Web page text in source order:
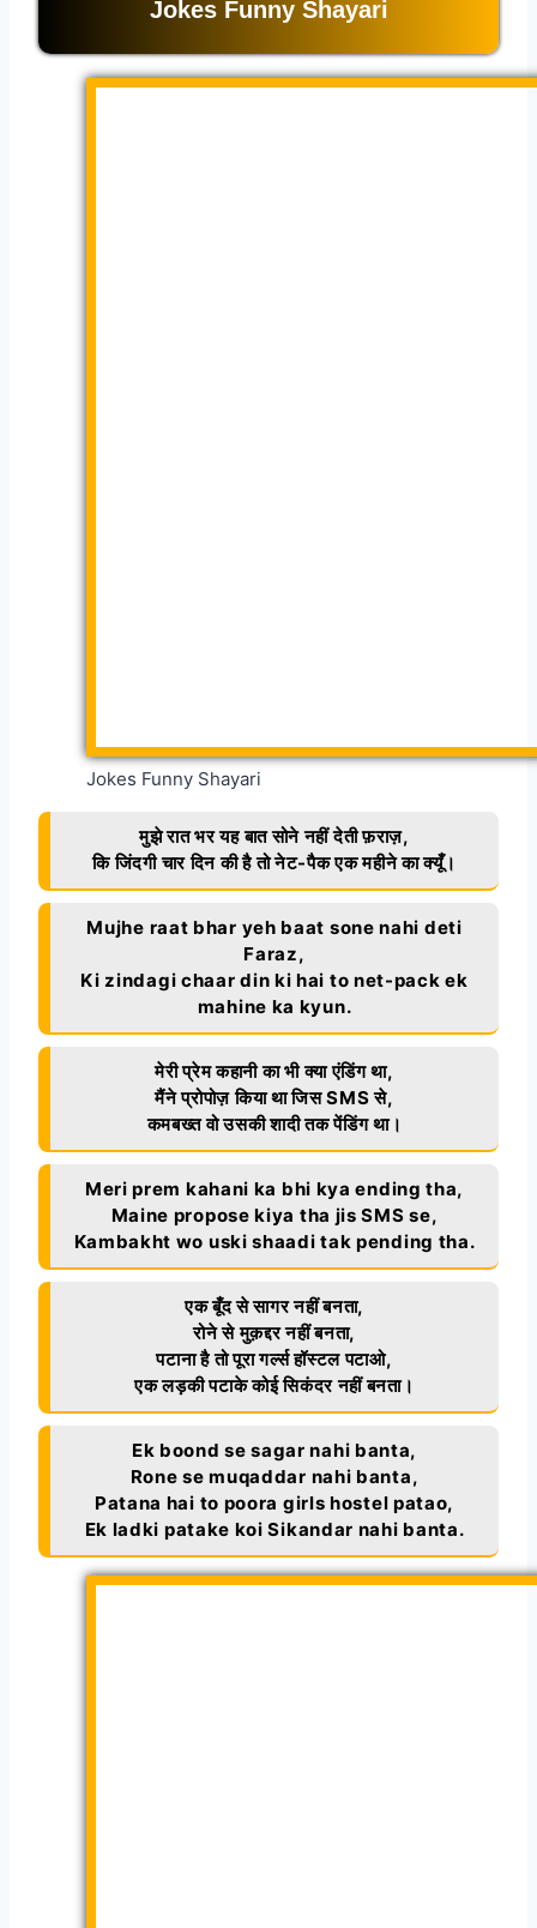
Jokes Funny Shayari
Jokes Funny Shayari
मुझे रात भर यह बात सोने नहीं देती फ़राज़,
कि जिंदगी चार दिन की है तो नेट-पैक एक महीने का क्यूँ।
Mujhe raat bhar yeh baat sone nahi deti
Faraz,
Ki zindagi chaar din ki hai to net-pack ek
mahine ka kyun.
मेरी प्रेम कहानी का भी क्या एंडिंग था,
मैंने प्रोपोज़ किया था जिस SMS से,
कमबख्त वो उसकी शादी तक पेंडिंग था।
Meri prem kahani ka bhi kya ending tha,
Maine propose kiya tha jis SMS se,
Kambakht wo uski shaadi tak pending tha.
एक बूँद से सागर नहीं बनता,
रोने से मुक़द्दर नहीं बनता,
पटाना है तो पूरा गर्ल्स हॉस्टल पटाओ,
एक लड़की पटाके कोई सिकंदर नहीं बनता।
Ek boond se sagar nahi banta,
Rone se muqaddar nahi banta,
Patana hai to poora girls hostel patao,
Ek ladki patake koi Sikandar nahi banta.